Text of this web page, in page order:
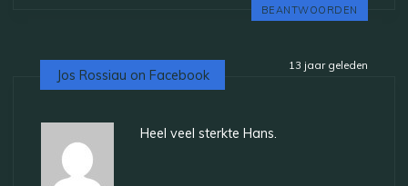
BEANTWOORDEN
13 jaar geleden
Jos Rossiau on Facebook
Heel veel sterkte Hans.